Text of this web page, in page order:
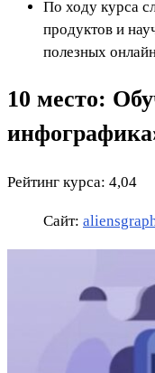
По ходу курса
продуктов и
полезных
10 место:
Рейтинг курса: 4,04
Сайт: